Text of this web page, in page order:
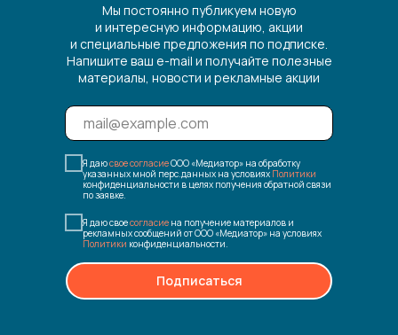
Мы постоянно публикуем новую
и интересную информацию, акции
и специальные предложения по подписке.
Напишите ваш e-mail и получайте полезные
материалы, новости и рекламные акции
Я даюсвое согласиеООО «Медиатор» на обработку
указанных мной перс.данных на условиях Политики
конфиденциальности в целях получения обратной связи
по заявке.
Я даю своесогласие на получение материалов и
рекламных сообщений от ООО «Медиатор» на условиях
Политики конфиденциальности.
Подписаться